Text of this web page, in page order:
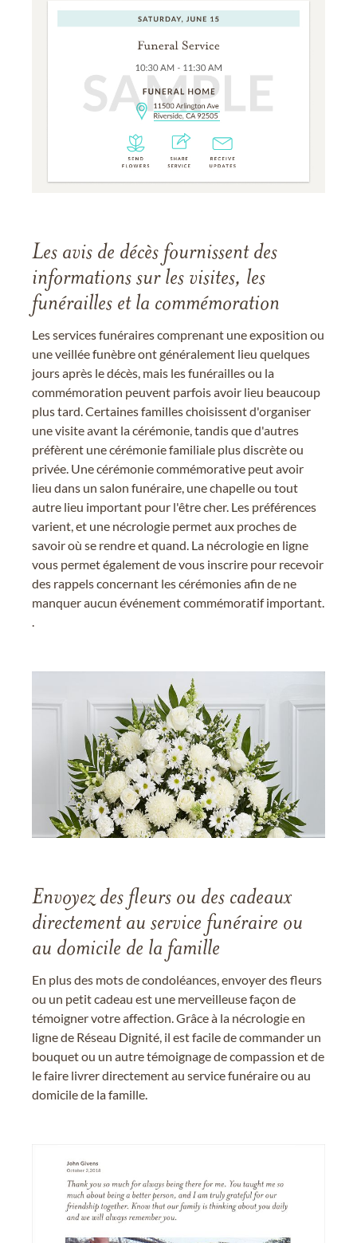
Les avis de décès fournissent des
informations sur les visites, les
funérailles et la commémoration
Les services funéraires comprenant une exposition ou
une veillée funèbre ont généralement lieu quelques
jours après le décès, mais les funérailles ou la
commémoration peuvent parfois avoir lieu beaucoup
plus tard. Certaines familles choisissent d'organiser
une visite avant la cérémonie, tandis que d'autres
préfèrent une cérémonie familiale plus discrète ou
privée. Une cérémonie commémorative peut avoir
lieu dans un salon funéraire, une chapelle ou tout
autre lieu important pour l'être cher. Les préférences
varient, et une nécrologie permet aux proches de
savoir où se rendre et quand. La nécrologie en ligne
vous permet également de vous inscrire pour recevoir
des rappels concernant les cérémonies afin de ne
manquer aucun événement commémoratif important.
Envoyez des fleurs ou des cadeaux
directement au service funéraire ou
au domicile de la famille
En plus des mots de condoléances, envoyer des fleurs
ou un petit cadeau est une merveilleuse façon de
témoigner votre affection. Grâce à la nécrologie en
ligne de Réseau Dignité, il est facile de commander un
bouquet ou un autre témoignage de compassion et de
le faire livrer directement au service funéraire ou au
domicile de la famille.